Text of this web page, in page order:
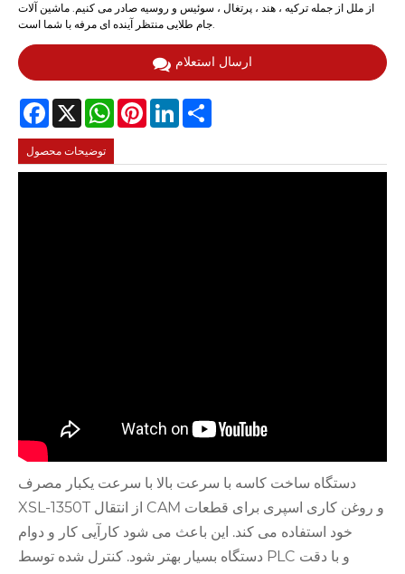
از ملل از جمله ترکیه ، هند ، پرتغال ، سوئیس و روسیه صادر می کنیم. ماشین آلات
جام طلایی منتظر آینده ای مرفه با شما است.
ارسال استعلام
Facebook
X WhatsAppPinterestLinkedIn
توضیحات محصول
دستگاه ساخت کاسه با سرعت بالا با سرعت یکبار مصرف
XSL-1350T از انتقال CAM و روغن کاری اسپری برای قطعات
خود استفاده می کند. این باعث می شود کارآیی کار و دوام
دستگاه بسیار بهتر شود. کنترل شده توسط PLC و با دقت